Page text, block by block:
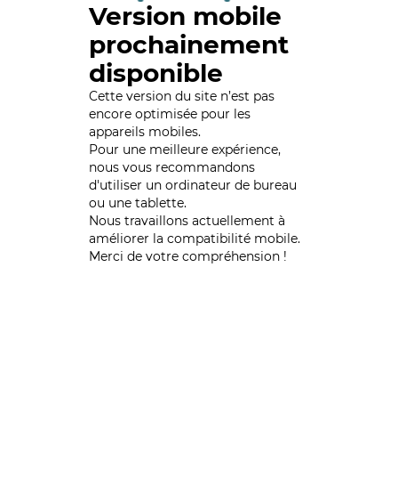
Version mobile
prochainement
disponible
Cette version du site n’est pas
encore optimisée pour les
appareils mobiles.
Pour une meilleure expérience,
nous vous recommandons
d'utiliser un ordinateur de bureau
ou une tablette.
Nous travaillons actuellement à
améliorer la compatibilité mobile.
Merci de votre compréhension !